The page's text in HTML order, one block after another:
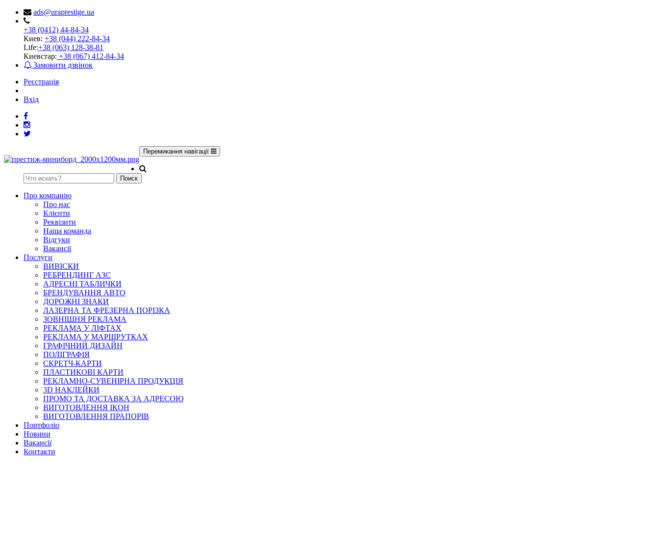
ads@uraprestige.ua
+38 (0412) 44-84-34
Киев: +38 (044) 222-84-34
Life:+38 (063) 128-38-81
Киевстар: +38 (067) 412-84-34
Замовити дзвінок
Реєстрація
Вхід
Перемикання навігації
Поиск
Про компанію
Про нас
Клієнти
Реквізити
Наша команда
Відгуки
Вакансії
Послуги
ВИВІСКИ
РЕБРЕНДИНГ АЗС
АДРЕСНІ ТАБЛИЧКИ
БРЕНДУВАННЯ АВТО
ДОРОЖНІ ЗНАКИ
ЛАЗЕРНА ТА ФРЕЗЕРНА ПОРІЗКА
ЗОВНІШНЯ РЕКЛАМА
РЕКЛАМА У ЛІФТАХ
РЕКЛАМА У МАРШРУТКАХ
ГРАФІЧНИЙ ДИЗАЙН
ПОЛІГРАФІЯ
СКРЕТЧ-КАРТИ
ПЛАСТИКОВІ КАРТИ
РЕКЛАМНО-СУВЕНІРНА ПРОДУКЦІЯ
3D НАКЛЕЙКИ
ПРОМО ТА ДОСТАВКА ЗА АДРЕСОЮ
ВИГОТОВЛЕННЯ ІКОН
ВИГОТОВЛЕННЯ ПРАПОРІВ
Портфоліо
Новини
Вакансії
Контакти